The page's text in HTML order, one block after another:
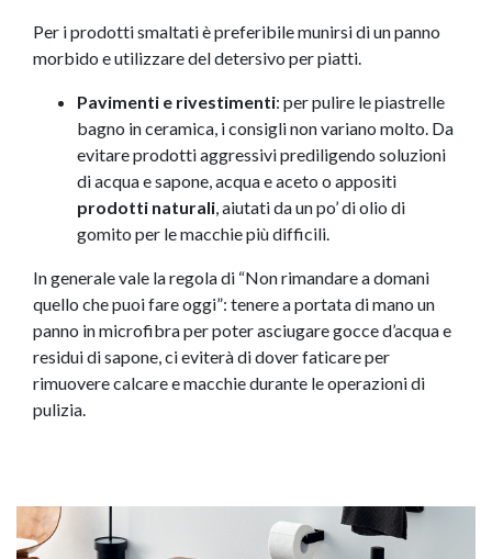
Per i prodotti smaltati è preferibile munirsi di un panno
morbido e utilizzare del detersivo per piatti.
Pavimenti e rivestimenti: per pulire le piastrelle
bagno in ceramica, i consigli non variano molto. Da
evitare prodotti aggressivi prediligendo soluzioni
di acqua e sapone, acqua e aceto o appositi
prodotti naturali, aiutati da un po’ di olio di
gomito per le macchie più difficili.
In generale vale la regola di “Non rimandare a domani
quello che puoi fare oggi”: tenere a portata di mano un
panno in microfibra per poter asciugare gocce d’acqua e
residui di sapone, ci eviterà di dover faticare per
rimuovere calcare e macchie durante le operazioni di
pulizia.